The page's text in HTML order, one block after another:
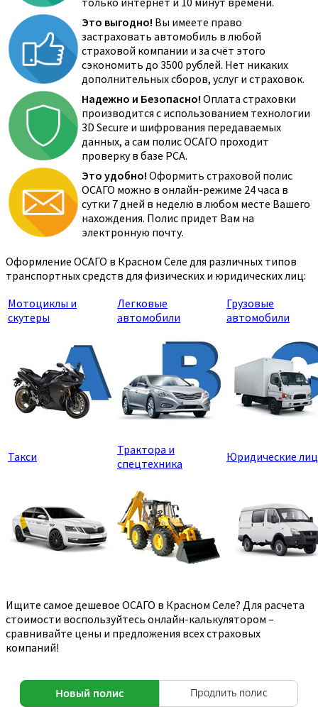
Это выгодно! Вы имеете право
застраховать автомобиль в любой
страховой компании и за счёт этого
сэкономить до 3500 рублей. Нет никаких
дополнительных сборов, услуг и страховок.
Надежно и Безопасно! Оплата страховки
производится с использованием технологии
3D Secure и шифрования передаваемых
данных, а сам полис ОСАГО проходит
проверку в базе РСА.
Это удобно! Оформить страховой полис
ОСАГО можно в онлайн-режиме 24 часа в
сутки 7 дней в неделю в любом месте Вашего
нахождения. Полис придет Вам на
электронную почту.
Оформление ОСАГО в Красном Селе для различных типов
транспортных средств для физических и юридических лиц:
Мотоциклы и
скутеры
Легковые
автомобили
Грузовые
автомобили
Такси
Трактора и
спецтехника
Юридические
Ищите самое дешевое ОСАГО в Красном Селе? Для расчета
стоимости воспользуйтесь онлайн-калькулятором –
сравнивайте цены и предложения всех страховых
компаний!